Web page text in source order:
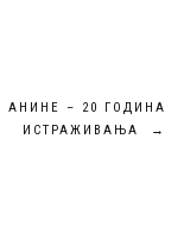
АНИНЕ – 20 ГОДИНА
ИСТРАЖИВАЊА
→